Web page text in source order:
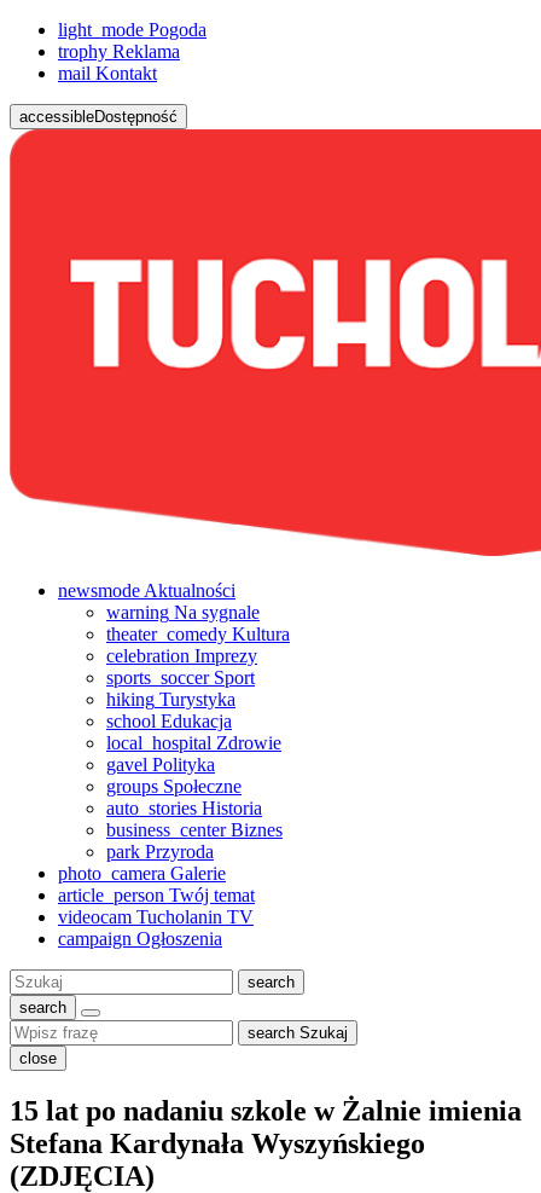
light_mode Pogoda
trophy Reklama
mail Kontakt
accessibleDostępność
newsmode Aktualności
warning Na sygnale
theater_comedy Kultura
celebration Imprezy
sports_soccerSport
hiking Turystyka
school Edukacja
local_hospital Zdrowie
gavel Polityka
groups Społeczne
auto_stories Historia
business_centerBiznes
park Przyroda
photo_camera Galerie
article_person Twój temat
videocam Tucholanin TV
campaign Ogłoszenia
Szukaj:
search
search
search Szukaj
close
15 lat po nadaniu szkole w Żalnie imienia
Stefana Kardynała Wyszyńskiego
(ZDJĘCIA)